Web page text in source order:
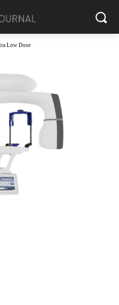
Low Dose